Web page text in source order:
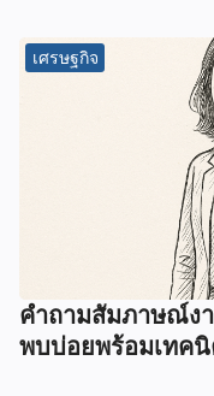
เศรษฐกิจ
คำถามสัมภาษณ์ง
พบบ่อยพร้อมเทค